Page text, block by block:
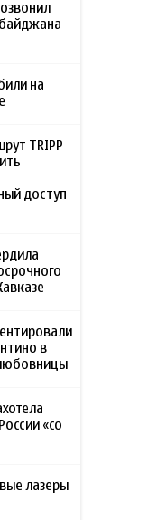
на
TRIPP
доступ
в
«со
лазеры